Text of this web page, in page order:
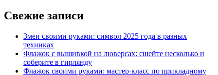
Свежие записи
Змеи своими руками: символ 2025 года в разных
техниках
Флажок с вышивкой на люверсах: сшейте несколько и
соберите в гирлянду
Флажок своими руками: мастер-класс по прикладному